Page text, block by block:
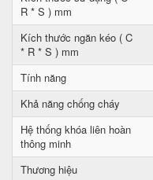
R * S ) mm
Kích thước ngăn kéo ( C
* R * S ) mm
Tính năng
Khả năng chống cháy
Hệ thống khóa liên hoàn
thông minh
Thương hiệu